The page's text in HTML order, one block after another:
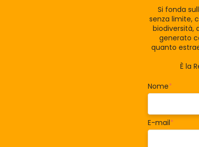
Si fonda
senza limite,
biodiversità,
generato
quanto
È la
Nome*
E-mail*